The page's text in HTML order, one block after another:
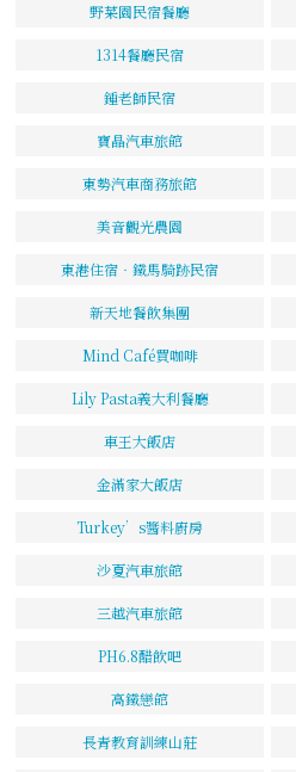
野菜園民宿餐廳
1314餐廳民宿
鍾老師民宿
寶晶汽車旅館
東勢汽車商務旅館
美音觀光農園
東港住宿‧鐵馬騎跡民宿
新天地餐飲集團
Mind Café買咖啡
Lily Pasta義大利餐廳
車王大飯店
金滿家大飯店
Turkey’s醬料廚房
沙夏汽車旅館
三越汽車旅館
PH6.8醋飲吧
高鐵戀館
長青教育訓練山莊